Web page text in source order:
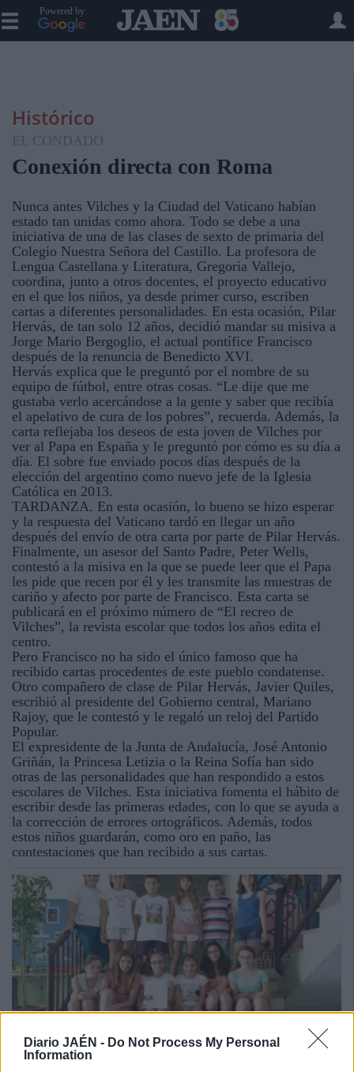
Diario JAÉN - Do Not Process My Personal
Information
Powered by
Histórico
EL CONDADO
Conexión directa con Roma
Nunca antes Vilches y la Ciudad del Vaticano habían
estado tan unidas como ahora. Todo se debe a una
iniciativa de una de las clases de sexto de primaria del
Colegio Nuestra Señora del Castillo. La profesora de
Lengua Castellana y Literatura, Gregoria Vallejo,
coordina, junto a otros docentes, el proyecto educativo
en el que los niños, ya desde primer curso, escriben
cartas a diferentes personalidades. En esta ocasión, Pilar
Hervás, de tan solo 12 años, decidió mandar su misiva a
Jorge Mario Bergoglio, el actual pontífice Francisco
después de la renuncia de Benedicto XVI.
Hervás explica que le preguntó por el nombre de su
equipo de fútbol, entre otras cosas. “Le dije que me
gustaba verlo acercándose a la gente y saber que recibía
el apelativo de cura de los pobres”, recuerda. Además, la
carta reflejaba los deseos de esta joven de Vilches por
ver al Papa en España y le preguntó por cómo es su día a
día. El sobre fue enviado pocos días después de la
elección del argentino como nuevo jefe de la Iglesia
Católica en 2013.
TARDANZA. En esta ocasión, lo bueno se hizo esperar
y la respuesta del Vaticano tardó en llegar un año
después del envío de otra carta por parte de Pilar Hervás.
Finalmente, un asesor del Santo Padre, Peter Wells,
contestó a la misiva en la que se puede leer que el Papa
les pide que recen por él y les transmite las muestras de
cariño y afecto por parte de Francisco. Esta carta se
publicará en el próximo número de “El recreo de
Vilches”, la revista escolar que todos los años edita el
centro.
Pero Francisco no ha sido el único famoso que ha
recibido cartas procedentes de este pueblo condatense.
Otro compañero de clase de Pilar Hervás, Javier Quiles,
escribió al presidente del Gobierno central, Mariano
Rajoy, que le contestó y le regaló un reloj del Partido
Popular.
El expresidente de la Junta de Andalucía, José Antonio
Griñán, la Princesa Letizia o la Reina Sofía han sido
otras de las personalidades que han respondido a estos
escolares de Vilches. Esta iniciativa fomenta el hábito de
escribir desde las primeras edades, con lo que se ayuda a
la corrección de errores ortográficos. Además, todos
estos niños guardarán, como oro en paño, las
contestaciones que han recibido a sus cartas.